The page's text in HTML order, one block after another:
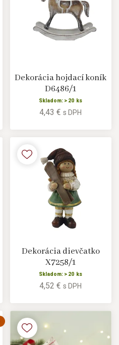
Dekorácia hojdací koník
D6486/1
Skladom: > 20 ks
4,43 €s DPH
Dekorácia dievčatko
X7258/1
Skladom: > 20 ks
4,52 €s DPH